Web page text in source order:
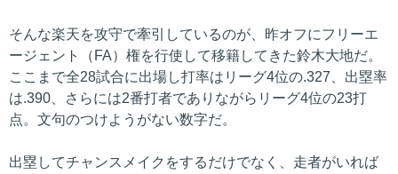
そんな楽天を攻守で牽引しているのが、昨オフにフリーエ
ージェント（FA）権を行使して移籍してきた鈴木大地だ。
ここまで全28試合に出場し打率はリーグ4位の.327、出塁率
は.390、さらには2番打者でありながらリーグ4位の23打
点。文句のつけようがない数字だ。
出塁してチャンスメイクをするだけでなく、走者がいれば